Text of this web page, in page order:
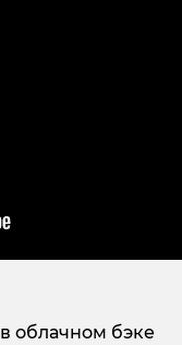
облачном бэке